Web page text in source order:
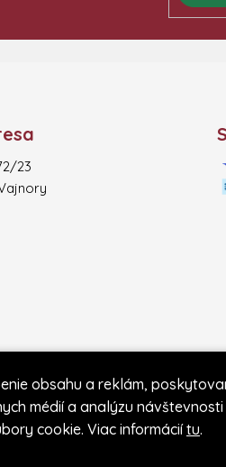
obsahu a reklám,
médií a analýzu návštevnosti
cookie. Viac informáciítu.
23